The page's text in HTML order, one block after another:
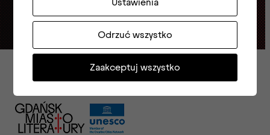
Zapisz się
Odrzuć wszystko
Zaakceptuj wszystko